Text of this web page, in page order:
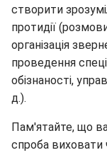
створити
протидії
організація
проведення
обізнаності,
д.).
Пам'ятайте, що
спроба